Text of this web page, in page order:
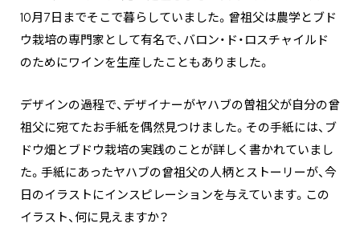
10月7日までそこで暮らしていました。曾祖父は農学とブド
ウ栽培の専門家として有名で、バロン・ド・ロスチャイルド
のためにワインを生産したこともありました。
デザインの過程で、デザイナーがヤハブの曽祖父が自分の曾
祖父に宛てたお手紙を偶然見つけました。その手紙には、ブ
ドウ畑とブドウ栽培の実践のことが詳しく書かれていまし
た。手紙にあったヤハブの曾祖父の人柄とストーリーが、今
日のイラストにインスピレーションを与えています。この
イラスト、何に見えますか？